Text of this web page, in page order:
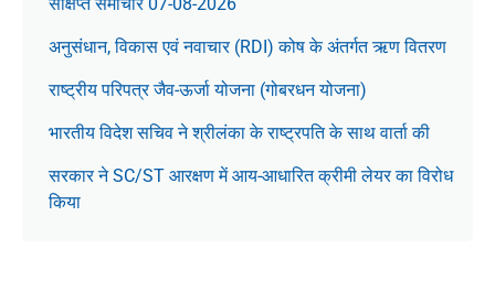
अनुसंधान, विकास एवं नवाचार (RDI) कोष के अंतर्गत ऋण वितरण
राष्ट्रीय परिपत्र जैव-ऊर्जा योजना (गोबरधन योजना)
भारतीय विदेश सचिव ने श्रीलंका के राष्ट्रपति के साथ वार्ता की
सरकार ने SC/ST आरक्षण में आय-आधारित क्रीमी लेयर का विरोध
किया